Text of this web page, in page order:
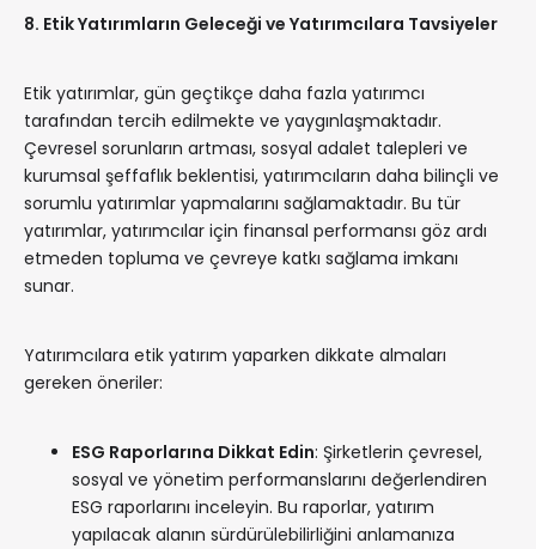
8. Etik Yatırımların Geleceği ve Yatırımcılara Tavsiyeler
Etik yatırımlar, gün geçtikçe daha fazla yatırımcı
tarafından tercih edilmekte ve yaygınlaşmaktadır.
Çevresel sorunların artması, sosyal adalet talepleri ve
kurumsal şeffaflık beklentisi, yatırımcıların daha bilinçli ve
sorumlu yatırımlar yapmalarını sağlamaktadır. Bu tür
yatırımlar, yatırımcılar için finansal performansı göz ardı
etmeden topluma ve çevreye katkı sağlama imkanı
sunar.
Yatırımcılara etik yatırım yaparken dikkate almaları
gereken öneriler:
ESG Raporlarına Dikkat Edin: Şirketlerin çevresel,
sosyal ve yönetim performanslarını değerlendiren
ESG raporlarını inceleyin. Bu raporlar, yatırım
yapılacak alanın sürdürülebilirliğini anlamanıza